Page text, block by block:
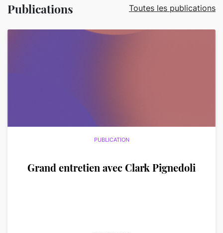
Publications Toutes les publications
PUBLICATION
Grand entretien avec Clark Pignedoli